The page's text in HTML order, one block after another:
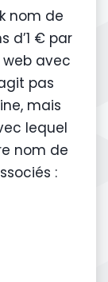
nom de
d’1 € par
avec
pas
mais
lequel
nom de
: